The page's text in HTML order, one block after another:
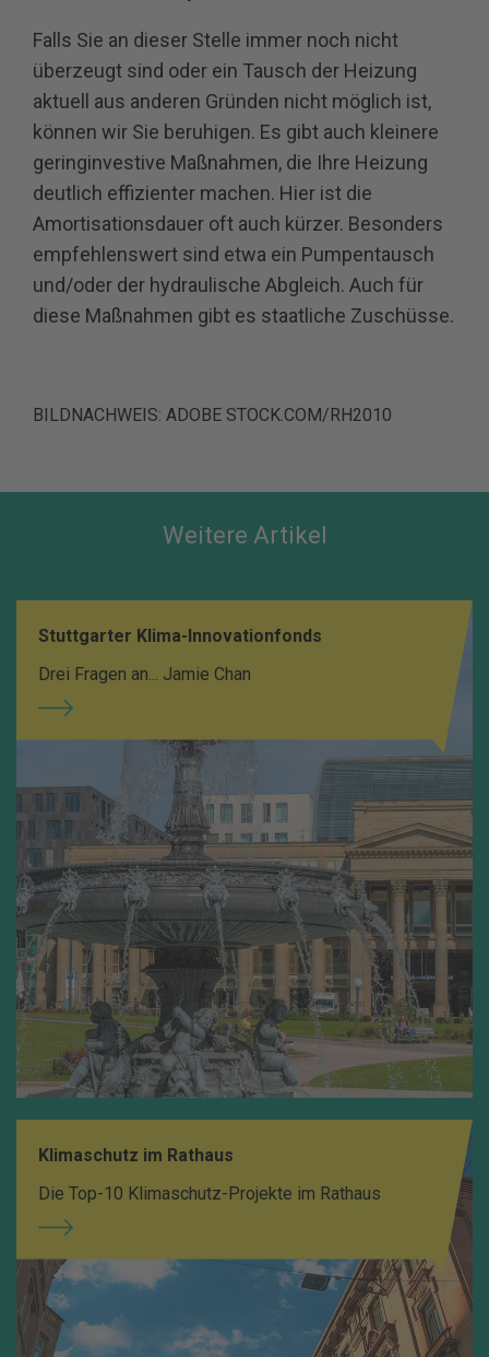
Falls Sie an dieser Stelle immer noch nicht
überzeugt sind oder ein Tausch der Heizung
aktuell aus anderen Gründen nicht möglich ist,
können wir Sie beruhigen. Es gibt auch kleinere
geringinvestive Maßnahmen, die Ihre Heizung
deutlich effizienter machen. Hier ist die
Amortisationsdauer oft auch kürzer. Besonders
empfehlenswert sind etwa ein Pumpentausch
und/oder der hydraulische Abgleich. Auch für
diese Maßnahmen gibt es staatliche Zuschüsse.
BILDNACHWEIS: ADOBE STOCK.COM/RH2010
Weitere Artikel
Stuttgarter Klima-Innovationfonds
Drei Fragen an... Jamie Chan
Klimaschutz im Rathaus
Die Top-10 Klimaschutz-Projekte im Rathaus